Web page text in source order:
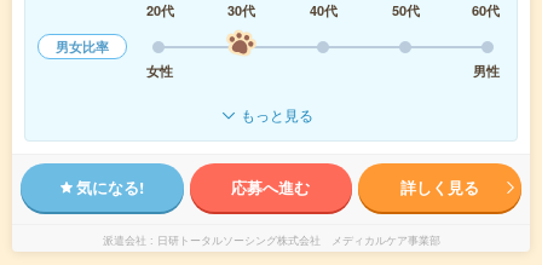
20代
30代 40代 50代
60代
男女比率
女性
男性
もっと見る
気になる! 応募へ進む 詳しく見る
派遣会社 日研トータルソーシング株式会社 メディカルケア事業部